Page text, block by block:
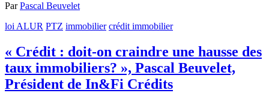
ParPascal Beuvelet
loi ALUR PTZ immobilier crédit immobilier
« Crédit : doit-on craindre une hausse des
taux immobiliers? », Pascal Beuvelet,
Président de In&Fi Crédits